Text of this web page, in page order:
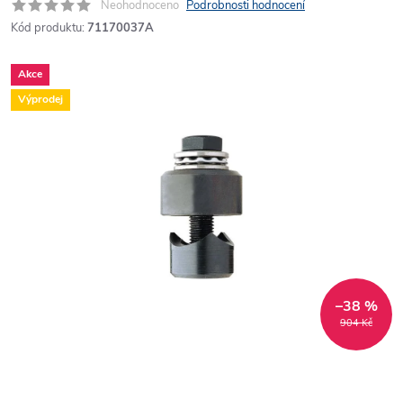
Neohodnoceno Podrobnosti hodnocení
Kód produktu: 71170037A
Akce
Výprodej
904 Kč
–38 %